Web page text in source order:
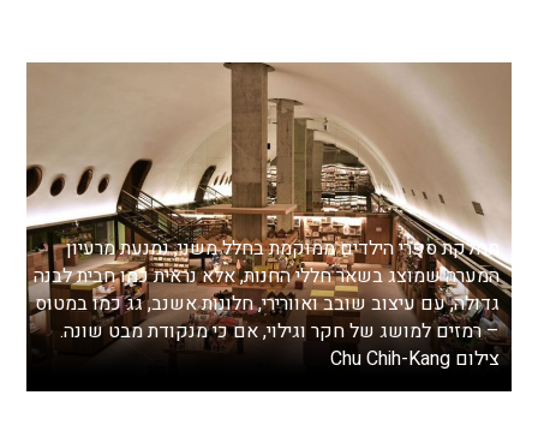
מחלקת ספרי הילדים ממוקמת בחלל משני, נמנעת מרעיון
המערה שמוצג בשאר חללי החנות, אלא נראית כמו חבית לבנה
גדולה, עם עיצוב שובב ואוורירי, חלונות אשנב, גג כמו במטוס
– רמזים למושג של חקר וגילוי, אם כי מנקודת מבט שונה.
צילום Chu Chih-Kang